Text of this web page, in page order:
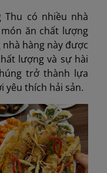
Thu có nhiều nhà
ăn chất lượng
hàng này được
lượng và sự hài
trở thành lựa
yêu thích hải sản.